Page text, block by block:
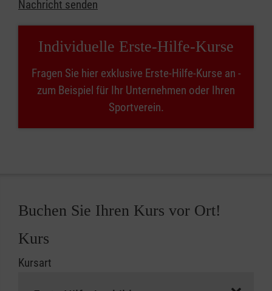
Nachricht senden
Individuelle Erste-Hilfe-Kurse
Fragen Sie hier exklusive Erste-Hilfe-Kurse an -
zum Beispiel für Ihr Unternehmen oder Ihren
Sportverein.
Buchen Sie Ihren Kurs vor Ort!
Kurs
Kursart